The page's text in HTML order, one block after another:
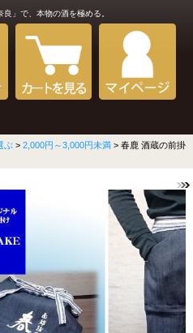
良」で、本物の酒を極める。
ぶ > 2,000円～3,000円未満 > 春鹿 酒蔵の前掛